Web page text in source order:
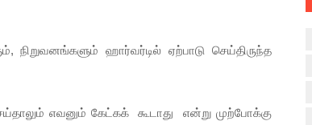
ஹார்வர்டில் ஏற்பாடு செய்திருந்த
எவனும் கேட்கக் கூடாது என்று முற்போக்கு